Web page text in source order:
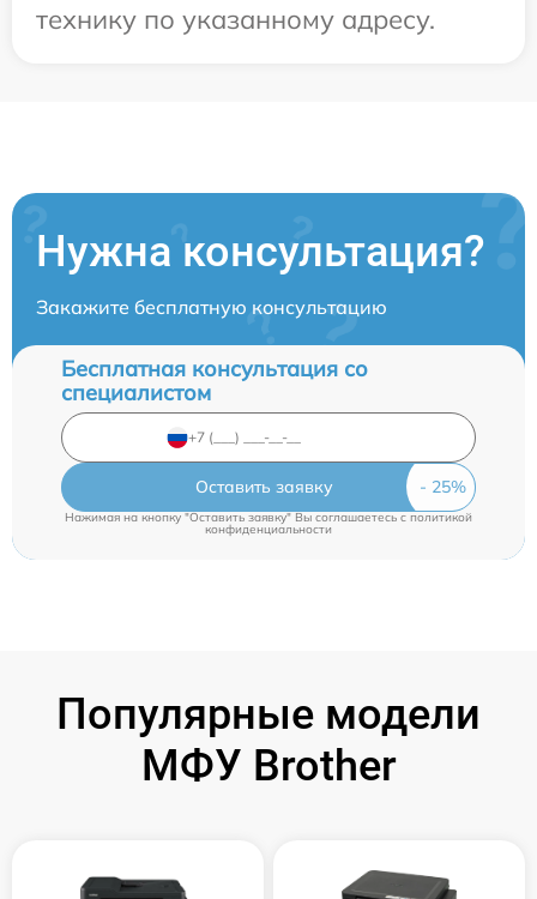
технику по указанному адресу.
Нужна консультация?
Закажите бесплатную консультацию
Бесплатная консультация со
специалистом
Оставить заявку
Нажимая на кнопку "Оставить заявку" Вы соглашаетесь cполитикой
конфиденциальности
Популярные модели
МФУ Brother